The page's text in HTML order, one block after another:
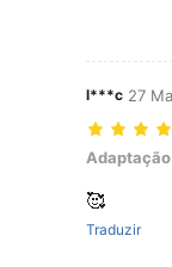
l***c 27
Adaptação
🥰
Traduzir